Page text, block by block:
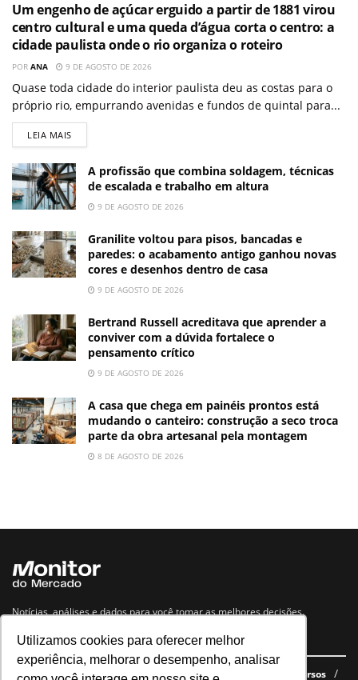
Utilizamos cookies para oferecer melhor
experiência, melhorar o desempenho, analisar
Um engenho de açúcar erguido a partir de 1881 virou
centro cultural e uma queda d’água corta o centro: a
cidade paulista onde o rio organiza o roteiro
POR ANA 9 DE AGOSTO DE 2026
Quase toda cidade do interior paulista deu as costas para o
próprio rio, empurrando avenidas e fundos de quintal para...
LEIA MAIS
A profissão que combina soldagem, técnicas
de escalada e trabalho em altura
9 DE AGOSTO DE 2026
Granilite voltou para pisos, bancadas e
paredes: o acabamento antigo ganhou novas
cores e desenhos dentro de casa
9 DE AGOSTO DE 2026
Bertrand Russell acreditava que aprender a
conviver com a dúvida fortalece o
pensamento crítico
9 DE AGOSTO DE 2026
A casa que chega em painéis prontos está
mudando o canteiro: construção a seco troca
parte da obra artesanal pela montagem
8 DE AGOSTO DE 2026
Notícias, análises e dados para você tomar as melhores decisões.
Navegue no site
Últimas notícias Quem somos E-books gratuitos Cursos